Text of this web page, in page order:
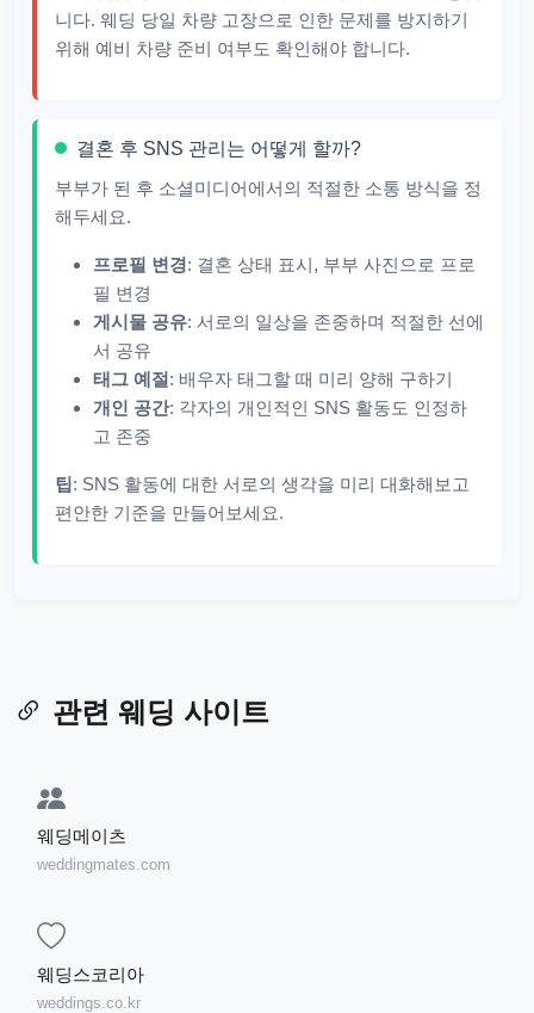
니다. 웨딩 당일 차량 고장으로 인한 문제를 방지하기
위해 예비 차량 준비 여부도 확인해야 합니다.
결혼 후 SNS 관리는 어떻게 할까?
부부가 된 후 소셜미디어에서의 적절한 소통 방식을 정
해두세요.
프로필 변경: 결혼 상태 표시, 부부 사진으로 프로
필 변경
게시물 공유: 서로의 일상을 존중하며 적절한 선에
서 공유
태그 예절 : 배우자 태그할 때 미리 양해 구하기
개인 공간: 각자의 개인적인 SNS 활동도 인정하
고 존중
팁 : SNS 활동에 대한 서로의 생각을 미리 대화해보고
편안한 기준을 만들어보세요.
관련 웨딩 사이트
웨딩메이츠
weddingmates.com
웨딩스코리아
weddings.co.kr